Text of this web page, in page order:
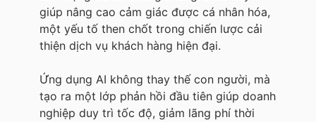
giúp nâng cao cảm giác được cá nhân hóa,
một yếu tố then chốt trong chiến lược cải
thiện dịch vụ khách hàng hiện đại.
Ứng dụng AI không thay thế con người, mà
tạo ra một lớp phản hồi đầu tiên giúp doanh
nghiệp duy trì tốc độ, giảm lãng phí thời